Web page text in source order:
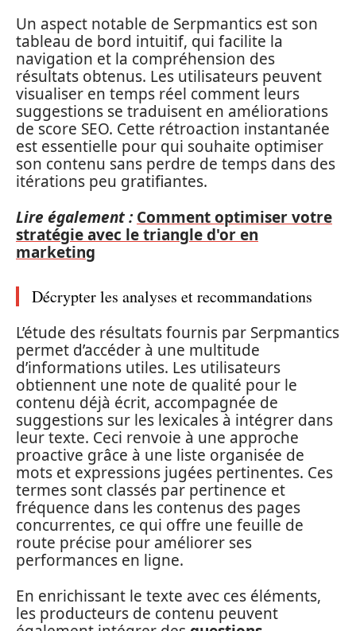
Un aspect notable de Serpmantics est son
tableau de bord intuitif, qui facilite la
navigation et la compréhension des
résultats obtenus. Les utilisateurs peuvent
visualiser en temps réel comment leurs
suggestions se traduisent en améliorations
de score SEO. Cette rétroaction instantanée
est essentielle pour qui souhaite optimiser
son contenu sans perdre de temps dans des
itérations peu gratifiantes.
Lire également : Comment optimiser votre
stratégie avec le triangle d'or en
marketing
Décrypter les analyses et recommandations
L’étude des résultats fournis par Serpmantics
permet d’accéder à une multitude
d’informations utiles. Les utilisateurs
obtiennent une note de qualité pour le
contenu déjà écrit, accompagnée de
suggestions sur les lexicales à intégrer dans
leur texte. Ceci renvoie à une approche
proactive grâce à une liste organisée de
mots et expressions jugées pertinentes. Ces
termes sont classés par pertinence et
fréquence dans les contenus des pages
concurrentes, ce qui offre une feuille de
route précise pour améliorer ses
performances en ligne.
En enrichissant le texte avec ces éléments,
les producteurs de contenu peuvent